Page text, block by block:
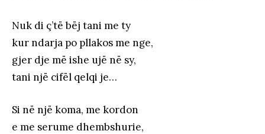
Nuk di ç’të bëj tani me ty
kur ndarja po pllakos me nge,
gjer dje më ishe ujë në sy,
tani një cifël qelqi je…
Si në një koma, me kordon
e me serume dhembshurie,